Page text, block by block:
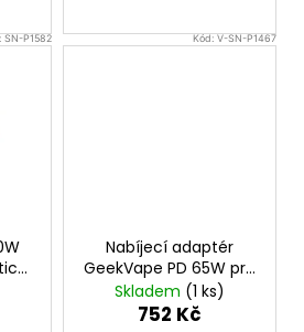
SN-P1582 Kód:V-SN-P1467
Nabíjecí adaptér
GeekVape PD 65W pro
Obelisk 120 FC Mod
(Bílý)
Skladem (1 ks)
752 Kč